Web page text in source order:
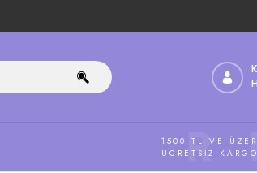
1500 TL VE
ÜCRETSIZ KARGO